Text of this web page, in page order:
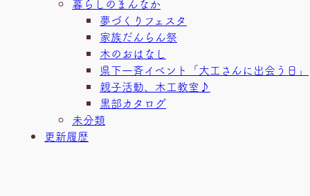
暮らしのまんなか
夢づくりフェスタ
家族だんらん祭
木のおはなし
県下一斉イベント「大工さんに出会う日」
親子活動、木工教室♪
黒部カタログ
未分類
更新履歴